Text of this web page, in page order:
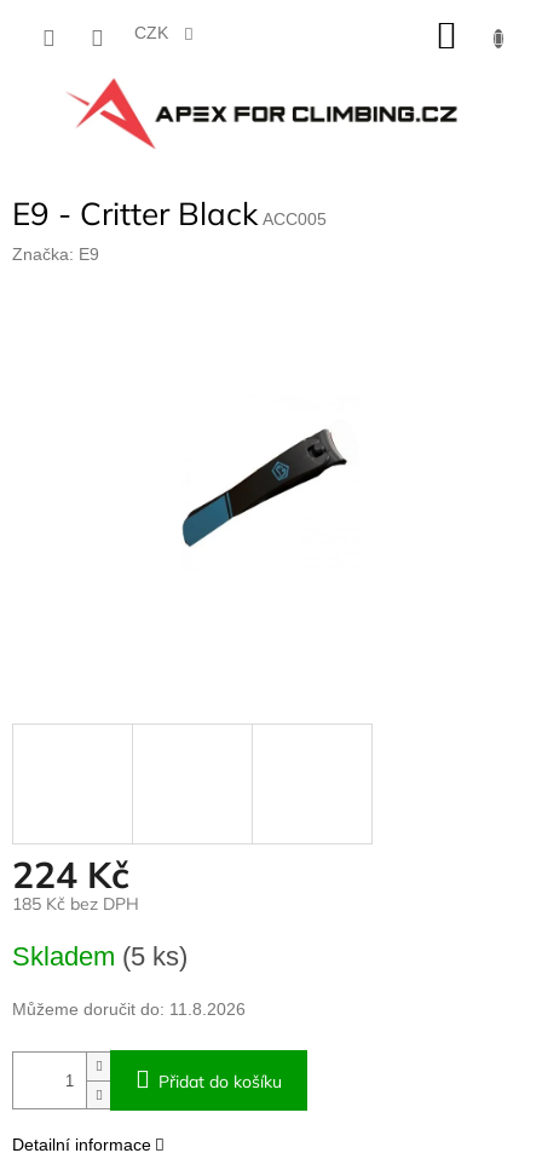
CZK
E9 - Critter Black ACC005
Značka: E9
224 Kč
185 Kč bez DPH
cena:
Skladem (5 ks)
Můžeme doručit do: 11.8.2026
Přidat do košíku
Detailní informace